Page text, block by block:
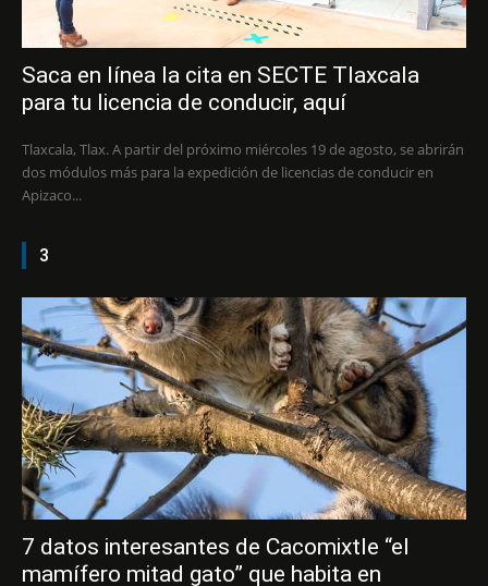
Saca en línea la cita en SECTE Tlaxcala
para tu licencia de conducir, aquí
Tlaxcala, Tlax. A partir del próximo miércoles 19 de agosto, se abrirán
dos módulos más para la expedición de licencias de conducir en
Apizaco...
3
7 datos interesantes de Cacomixtle “el
mamífero mitad gato” que habita en